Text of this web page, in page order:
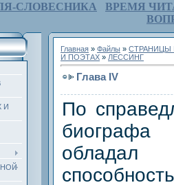
СЛОВЕСНИКА
ВРЕМЯ
И
Главная » Файлы » СТРАНИЦЫ
И ПОЭТАХ » ЛЕССИНГ
Глава IV
По
биографа
обладал